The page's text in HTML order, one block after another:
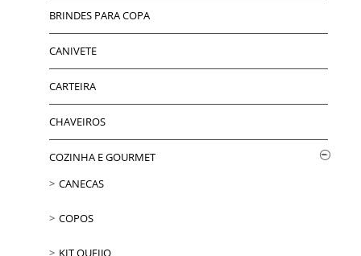
BRINDES PARA COPA
CANIVETE
CARTEIRA
CHAVEIROS
COZINHA E GOURMET
CANECAS
COPOS
KIT QUEIJO